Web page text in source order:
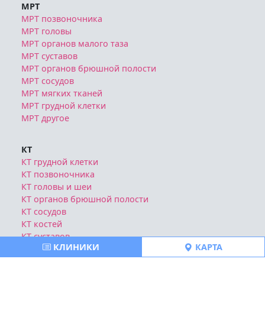
КЛИНИКИ КАРТА
МРТ
МРТ позвоночника
МРТ головы
МРТ органов малого таза
МРТ суставов
МРТ органов брюшной полости
МРТ сосудов
МРТ мягких тканей
МРТ грудной клетки
МРТ другое
КТ
КТ грудной клетки
КТ позвоночника
КТ головы и шеи
КТ органов брюшной полости
КТ сосудов
КТ костей
КТ суставов
КТ конечностей